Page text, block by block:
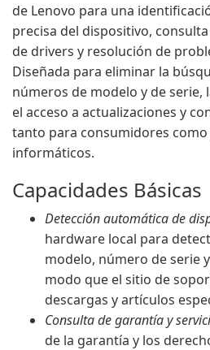
de Lenovo para una
precisa del dispositivo,
de drivers y resolución de
Diseñada para eliminar la
números de modelo y de serie,
el acceso a actualizaciones y
tanto para consumidores
informáticos.
Capacidades Básicas
Detección automática de
hardware local para
modelo, número de serie
modo que el sitio de
descargas y artículos
Consulta de garantía y
de la garantía y los